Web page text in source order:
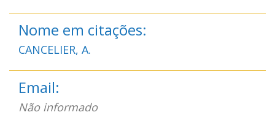
Nome em citações:
CANCELIER, A.
Email:
Não informado